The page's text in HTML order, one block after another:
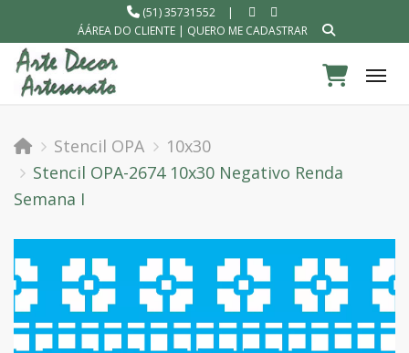
(51) 35731552
|
ÁÁREA DO CLIENTE| QUERO ME CADASTRAR
Stencil OPA
10x30
Stencil OPA-2674 10x30 Negativo Renda
Semana I